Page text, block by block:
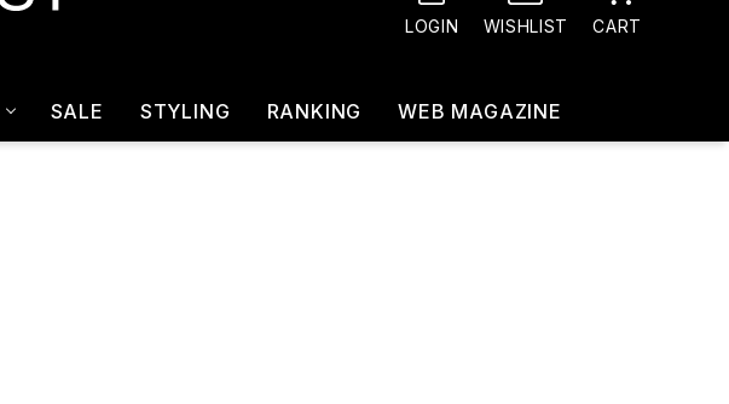
LOGIN WISHLIST CART
SALE STYLING RANKING WEB MAGAZINE